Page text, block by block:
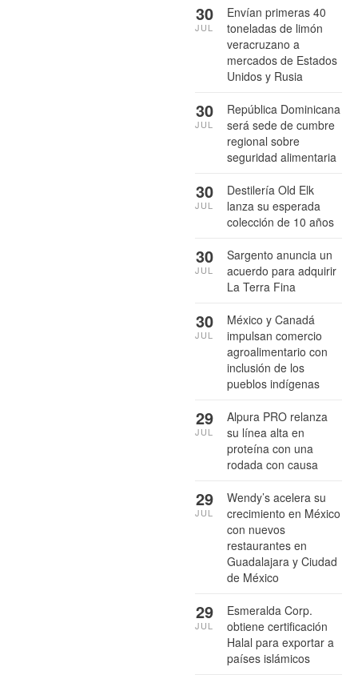
Envían primeras 40
toneladas de limón
veracruzano a
mercados de Estados
Unidos y Rusia
30
JUL
República Dominicana
será sede de cumbre
regional sobre
seguridad alimentaria
30
JUL
Destilería Old Elk
lanza su esperada
colección de 10 años
30
JUL
Sargento anuncia un
acuerdo para adquirir
La Terra Fina
30
JUL
México y Canadá
impulsan comercio
agroalimentario con
inclusión de los
pueblos indígenas
30
JUL
Alpura PRO relanza
su línea alta en
proteína con una
rodada con causa
29
JUL
Wendy’s acelera su
crecimiento en México
con nuevos
restaurantes en
Guadalajara y Ciudad
de México
29
JUL
Esmeralda Corp.
obtiene certificación
Halal para exportar a
países islámicos
29
JUL